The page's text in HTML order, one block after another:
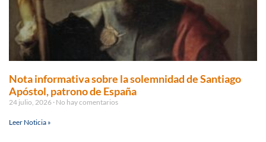
Nota informativa sobre la solemnidad de Santiago
Apóstol, patrono de España
24 julio, 2026 No hay comentarios
Leer Noticia »